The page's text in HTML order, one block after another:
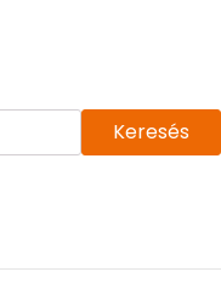
Keresés